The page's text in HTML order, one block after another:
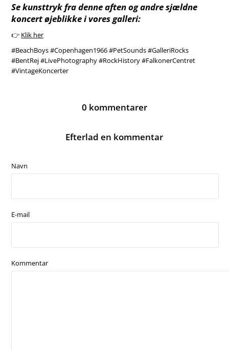
Se kunsttryk fra denne aften og andre sjældne
koncert øjeblikke i vores galleri:
👉 Klik her
#BeachBoys #Copenhagen1966 #PetSounds #GalleriRocks
#BentRej #LivePhotography #RockHistory #FalkonerCentret
#VintageKoncerter
0 kommentarer
Efterlad en kommentar
Navn
E-mail
Kommentar